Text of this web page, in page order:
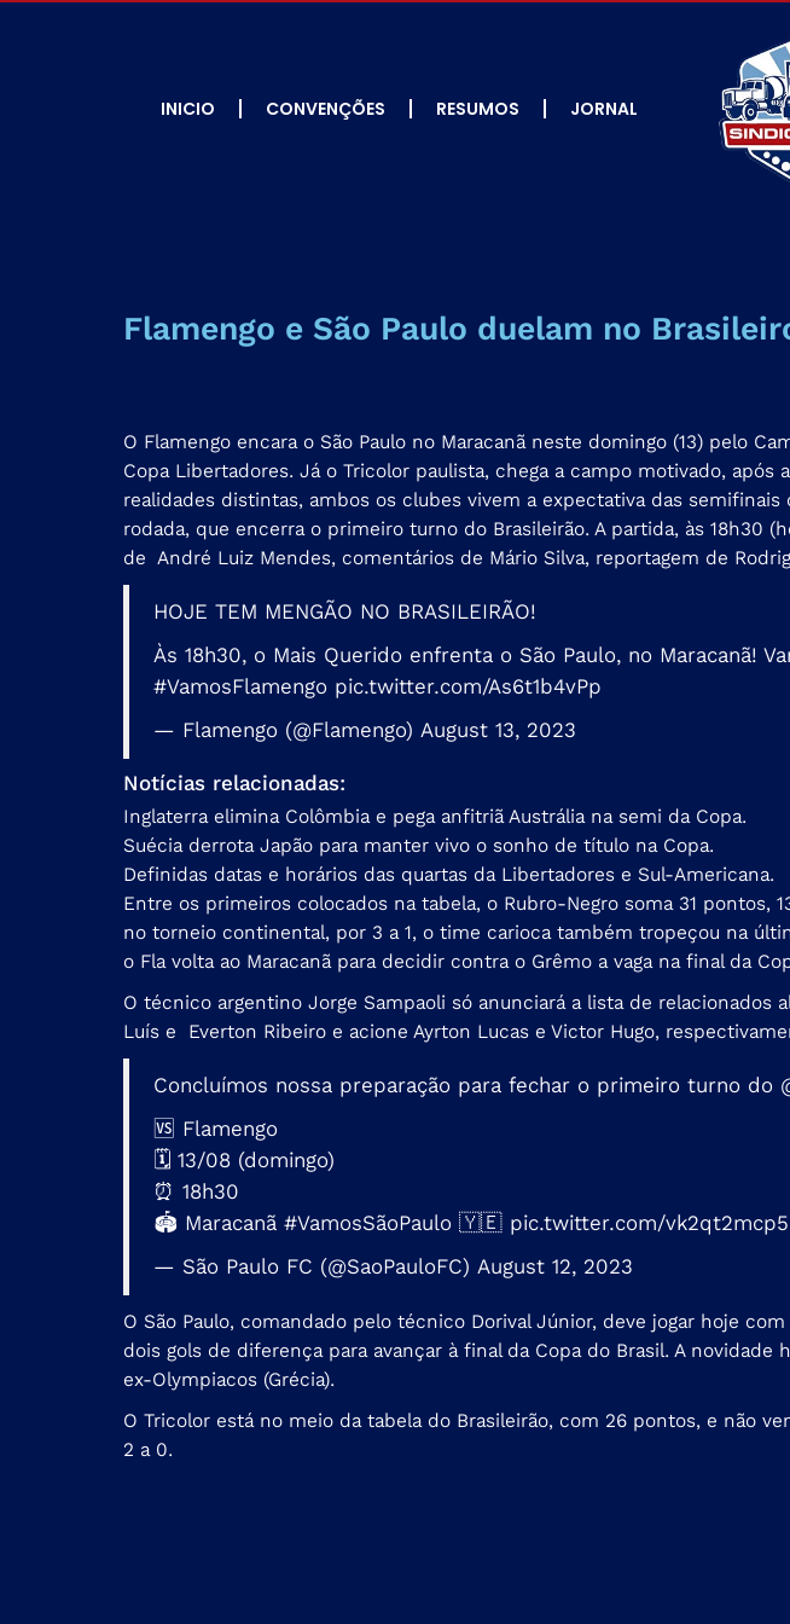
INICIO CONVENÇÕES RESUMOS JORNAL
Flamengo e São Paulo duelam no
O Flamengo encara o São Paulo no Maracanã neste domingo (13) pelo
Copa Libertadores. Já o Tricolor paulista, chega a campo motivado,
realidades distintas, ambos os clubes vivem a expectativa das
rodada, que encerra o primeiro turno do Brasileirão. A partida, às 18h30
de André Luiz Mendes, comentários de Mário Silva, reportagem de
HOJE TEM MENGÃO NO BRASILEIRÃO!
Às 18h30, o Mais Querido enfrenta o São Paulo, no Maracanã!
#VamosFlamengo pic.twitter.com/As6t1b4vPp
— Flamengo (@Flamengo) August 13, 2023
Notícias relacionadas:
Inglaterra elimina Colômbia e pega anfitriã Austrália na semi da Copa.
Suécia derrota Japão para manter vivo o sonho de título na Copa.
Definidas datas e horários das quartas da Libertadores e Sul-Americana.
Entre os primeiros colocados na tabela, o Rubro-Negro soma 31 pontos,
no torneio continental, por 3 a 1, o time carioca também tropeçou na
o Fla volta ao Maracanã para decidir contra o Grêmo a vaga na final da
O técnico argentino Jorge Sampaoli só anunciará a lista de
Luís e Everton Ribeiro e acione Ayrton Lucas e Victor Hugo,
Concluímos nossa preparação para fechar o primeiro turno do
🆚 Flamengo
🗓️ 13/08 (domingo)
⏰ 18h30
🏟️ Maracanã #VamosSãoPaulo 🇾🇪 pic.twitter.com/vk2qt2mcp5
— São Paulo FC (@SaoPauloFC) August 12, 2023
O São Paulo, comandado pelo técnico Dorival Júnior, deve jogar hoje
dois gols de diferença para avançar à final da Copa do Brasil. A
ex-Olympiacos (Grécia).
O Tricolor está no meio da tabela do Brasileirão, com 26 pontos, e não
2 a 0.